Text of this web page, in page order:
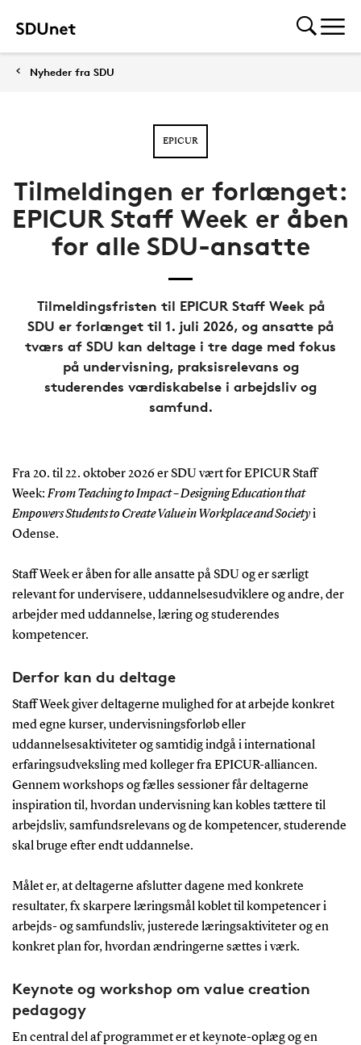
Nyheder fra SDU
EPICUR
Tilmeldingen er forlænget:
EPICUR Staff Week er åben
for alle SDU-ansatte
Tilmeldingsfristen til EPICUR Staff Week på
SDU er forlænget til 1. juli 2026, og ansatte på
tværs af SDU kan deltage i tre dage med fokus
på undervisning, praksisrelevans og
studerendes værdiskabelse i arbejdsliv og
samfund.
Fra 20. til 22. oktober 2026 er SDU vært for EPICUR Staff
Week:From Teaching to Impact – Designing Education that
Empowers Students to Create Value in Workplace and Societyi
Odense.
Staff Week er åben for alle ansatte på SDU og er særligt
relevant for undervisere, uddannelsesudviklere og andre, der
arbejder med uddannelse, læring og studerendes
kompetencer.
Derfor kan du deltage
Staff Week giver deltagerne mulighed for at arbejde konkret
med egne kurser, undervisningsforløb eller
uddannelsesaktiviteter og samtidig indgå i international
erfaringsudveksling med kolleger fra EPICUR-alliancen.
Gennem workshops og fælles sessioner får deltagerne
inspiration til, hvordan undervisning kan kobles tættere til
arbejdsliv, samfundsrelevans og de kompetencer, studerende
skal bruge efter endt uddannelse.
Målet er, at deltagerne afslutter dagene med konkrete
resultater, fx skarpere læringsmål koblet til kompetencer i
arbejds- og samfundsliv, justerede læringsaktiviteter og en
konkret plan for, hvordan ændringerne sættes i værk.
Keynote og workshop om value creation
pedagogy
En central del af programmet er et keynote-oplæg og en